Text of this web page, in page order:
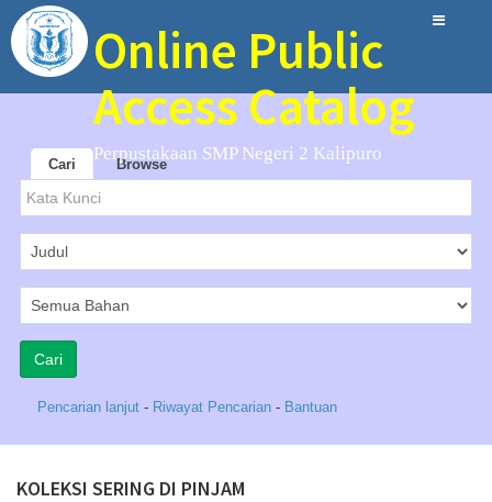
Online Public
Access Catalog
Perpustakaan SMP Negeri 2 Kalipuro
Cari Browse
Pencarian lanjut - Riwayat Pencarian - Bantuan
KOLEKSI SERING DI PINJAM